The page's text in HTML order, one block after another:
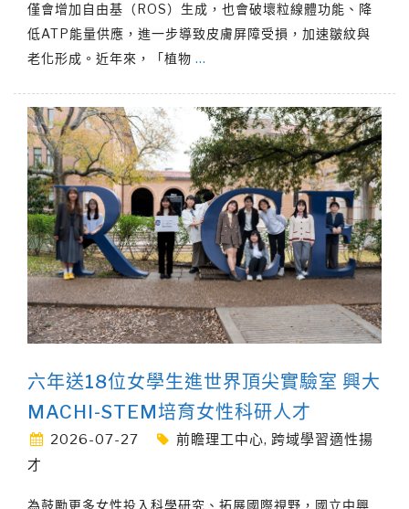
僅會增加自由基（ROS）生成，也會破壞粒線體功能、降
低ATP能量供應，進一步導致皮膚屏障受損，加速皺紋與
老化形成。近年來，「植物 …
六年送18位女學生進世界頂尖實驗室 興大
MACHI-STEM培育女性科研人才
2026-07-27 前瞻理工中心, 跨域學習適性揚
才
為鼓勵更多女性投入科學研究、拓展國際視野，國立中興